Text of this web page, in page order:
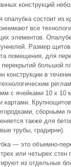
конструкций
опалубка состоит
все
элементов.
Размер
помещения, для
перекрытий большой
конструкции в
с ячейками 10 х 10
сборными
также для
трубы, градирни).
— это объемно-
или четырех стен
из отдельных